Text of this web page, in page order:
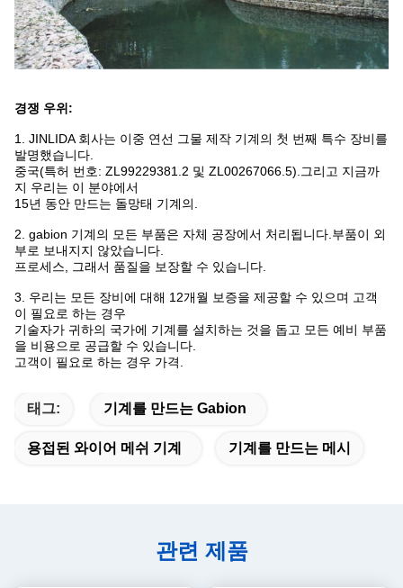
경쟁 우위:
1. JINLIDA 회사는 이중 연선 그물 제작 기계의 첫 번째 특수 장비를
발명했습니다.
중국(특허 번호: ZL99229381.2 및 ZL00267066.5).그리고 지금까
지 우리는 이 분야에서
15년 동안 만드는 돌망태 기계의.
2. gabion 기계의 모든 부품은 자체 공장에서 처리됩니다.부품이 외
부로 보내지지 않았습니다.
프로세스, 그래서 품질을 보장할 수 있습니다.
3. 우리는 모든 장비에 대해 12개월 보증을 제공할 수 있으며 고객
이 필요로 하는 경우
기술자가 귀하의 국가에 기계를 설치하는 것을 돕고 모든 예비 부품
을 비용으로 공급할 수 있습니다.
고객이 필요로 하는 경우 가격.
태그: 기계를 만드는 Gabion
용접된 와이어 메쉬 기계 기계를 만드는 메시
관련 제품